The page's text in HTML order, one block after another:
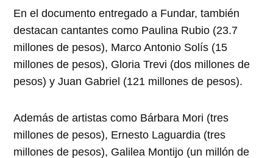
En el documento entregado a Fundar, también
destacan cantantes como Paulina Rubio (23.7
millones de pesos), Marco Antonio Solís (15
millones de pesos), Gloria Trevi (dos millones de
pesos) y Juan Gabriel (121 millones de pesos).
Además de artistas como Bárbara Mori (tres
millones de pesos), Ernesto Laguardia (tres
millones de pesos), Galilea Montijo (un millón de